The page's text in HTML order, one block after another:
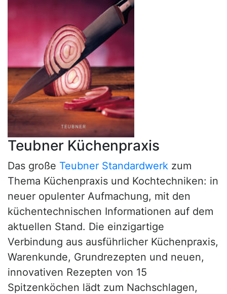
Teubner Küchenpraxis
Das große Teubner Standardwerk zum
Thema Küchenpraxis und Kochtechniken: in
neuer opulenter Aufmachung, mit den
küchentechnischen Informationen auf dem
aktuellen Stand. Die einzigartige
Verbindung aus ausführlicher Küchenpraxis,
Warenkunde, Grundrezepten und neuen,
innovativen Rezepten von 15
Spitzenköchen lädt zum Nachschlagen,